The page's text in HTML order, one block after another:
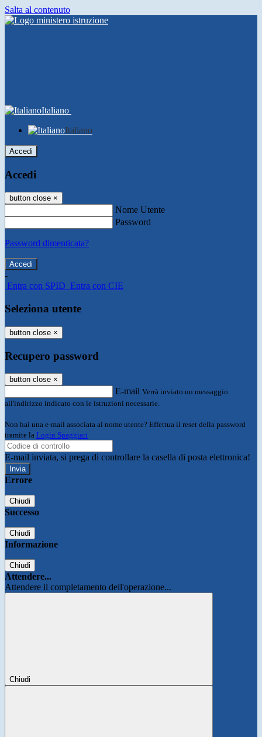
Salta al contenuto
Italiano
Italiano
Accedi
Accedi
button close ×
Nome Utente
Password
Password dimenticata?
-
Entra con SPID Entra con CIE
Seleziona utente
button close ×
Recupero password
button close ×
E-mail Verrà inviato un messaggio
all'indirizzo indicato con le istruzioni necessarie.
Non hai una e-mail associata al nome utente? Effettua il reset della password
tramite la Login Spaggiari
E-mail inviata, si prega di controllare la casella di posta elettronica!
Errore
Chiudi
Successo
Chiudi
Informazione
Chiudi
Attendere...
Attendere il completamento dell'operazione...
Chiudi